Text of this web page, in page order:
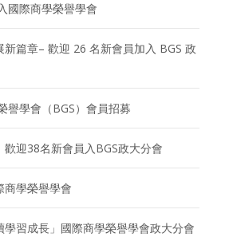
國際商學榮譽學會
篇章– 歡迎 26 名新會員加入 BGS 政
譽學會（BGS）會員招募
迎38名新會員入BGS政大分會
商學榮譽學會
學習成長」國際商學榮譽學會政大分會